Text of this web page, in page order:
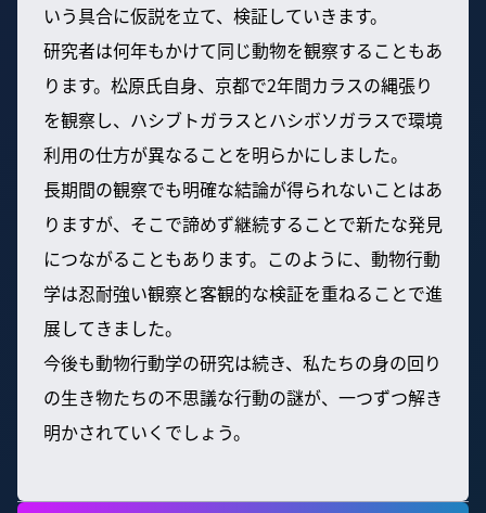
いう具合に仮説を立て、検証していきます。
研究者は何年もかけて同じ動物を観察することもあ
ります。松原氏自身、京都で2年間カラスの縄張り
を観察し、ハシブトガラスとハシボソガラスで環境
利用の仕方が異なることを明らかにしました。
長期間の観察でも明確な結論が得られないことはあ
りますが、そこで諦めず継続することで新たな発見
につながることもあります。このように、動物行動
学は忍耐強い観察と客観的な検証を重ねることで進
展してきました。
今後も動物行動学の研究は続き、私たちの身の回り
の生き物たちの不思議な行動の謎が、一つずつ解き
明かされていくでしょう。